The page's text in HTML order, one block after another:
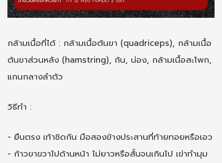
กล้ามเนื้อที่ได้ : กล้ามเนื้อต้นขา (quadriceps), กล้ามเนื้อ
ต้นขาส่วนหลัง (hamstring), ก้น, น่อง, กล้ามเนื้อสะโพก,
แกนกลางลำตัว
วิธีทำ :
- ยืนตรง เท้าชิดกัน มือสองข้างประสานที่ท้ายทอยหรือเอว
- ก้าวขาขวาไปด้านหน้า ไม่ยาวหรือสั้นจนเกินไป เข่าทำมุม